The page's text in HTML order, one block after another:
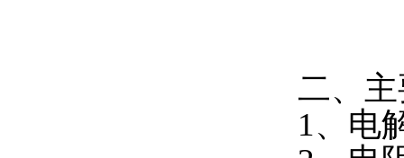
二、
1、电